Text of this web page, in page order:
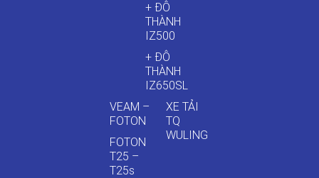
+ ĐÔ
THÀNH
IZ500
+ ĐÔ
THÀNH
IZ650SL
VEAM –
FOTON
FOTON
T25 –
T25s
XE TẢI
TQ
WULING